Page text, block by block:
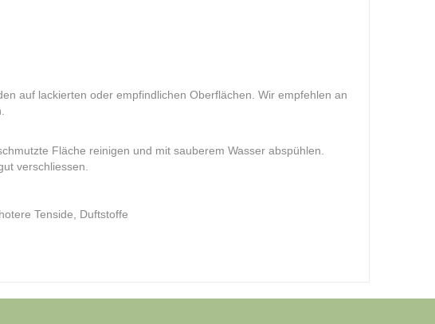
auf lackierten oder empfindlichen Oberflächen. Wir empfehlen an
Fläche reinigen und mit sauberem Wasser abspühlen.
verschliessen.
Tenside, Duftstoffe